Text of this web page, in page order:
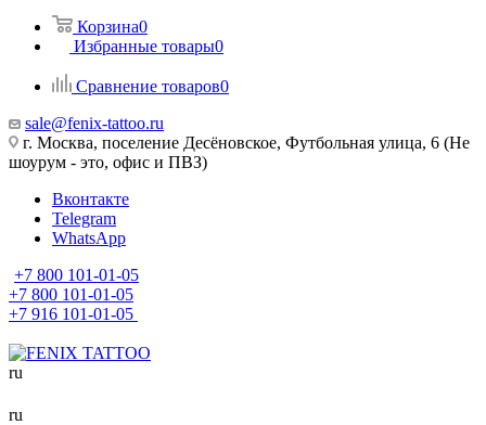
Корзина0
Избранные товары0
Сравнение товаров0
sale@fenix-tattoo.ru
г. Москва, поселение Десёновское, Футбольная улица, 6 (Не
шоурум - это, офис и ПВЗ)
Вконтакте
Telegram
WhatsApp
+7 800 101-01-05
+7 800 101-01-05
+7 916 101-01-05
ru
ru